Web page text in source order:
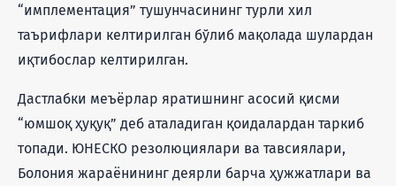
“имплементация” тушунчасининг турли хил
таърифлари келтирилган бўлиб мақолада шулардан
иқтибослар келтирилган.
Дастлабки меъёрлар яратишнинг асосий қисми
“юмшоқ ҳуқуқ” деб аталадиган қоидалардан таркиб
топади. ЮНEСКО резолюциялари ва тавсиялари,
Болония жараёнининг деярли барча ҳужжатлари ва